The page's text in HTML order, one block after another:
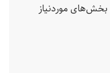
بخش‌های موردنیاز